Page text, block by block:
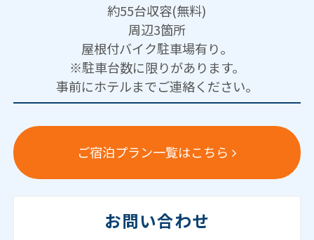
約55台収容(無料)
周辺3箇所
屋根付バイク駐車場有り。
※駐車台数に限りがあります。
事前にホテルまでご連絡ください。
ご宿泊プラン一覧はこちら
お問い合わせ